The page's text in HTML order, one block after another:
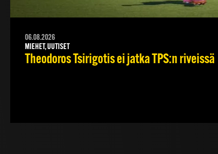
06.08.2026
MIEHET, UUTISET
Theodoros Tsirigotis ei jatka TPS:n riveissä